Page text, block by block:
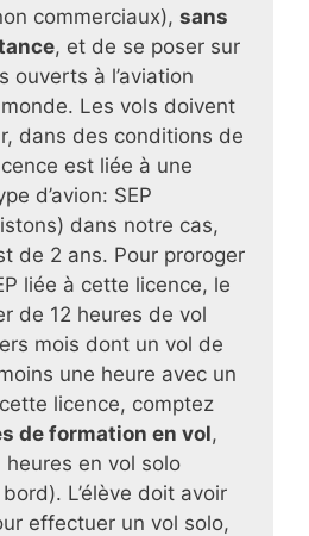
commerciaux), sans
, et de se poser sur
ouverts à l’aviation
Les vols doivent
dans des conditions de
est liée à une
d’avion: SEP
dans notre cas,
de 2 ans. Pour proroger
liée à cette licence, le
de 12 heures de vol
mois dont un vol de
une heure avec un
licence, comptez
de formation en vol,
en vol solo
L’élève doit avoir
effectuer un vol solo,